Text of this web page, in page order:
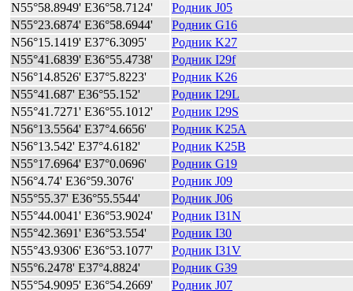
N55°58.8949' E36°58.7124'
Родник J05
N55°23.6874' E36°58.6944'
Родник G16
N56°15.1419' E37°6.3095'
Родник K27
N55°41.6839' E36°55.4738'
Родник I29f
N56°14.8526' E37°5.8223'
Родник K26
N55°41.687' E36°55.152'
Родник I29L
N55°41.7271' E36°55.1012'
Родник I29S
N56°13.5564' E37°4.6656'
Родник K25A
N56°13.542' E37°4.6182'
Родник K25B
N55°17.6964' E37°0.0696'
Родник G19
N56°4.74' E36°59.3076'
Родник J09
N55°55.37' E36°55.5544'
Родник J06
N55°44.0041' E36°53.9024'
Родник I31N
N55°42.3691' E36°53.554'
Родник I30
N55°43.9306' E36°53.1077'
Родник I31V
N55°6.2478' E37°4.8824'
Родник G39
N55°54.9095' E36°54.2669'
Родник J07